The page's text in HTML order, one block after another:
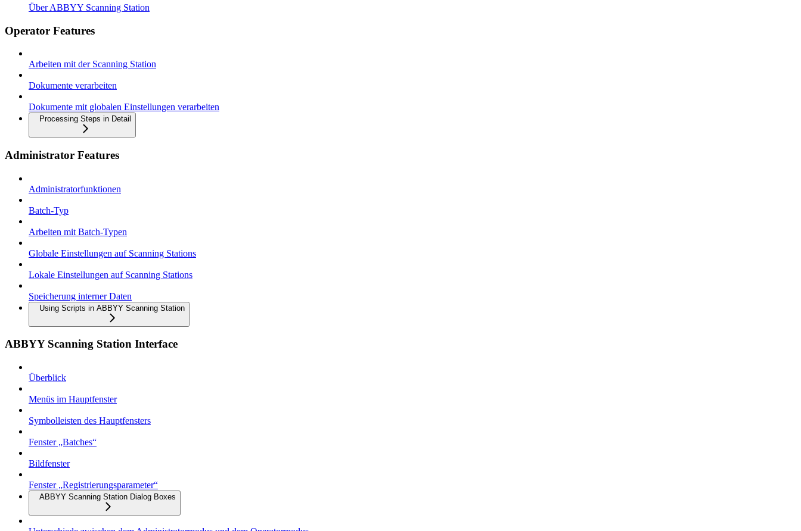
Über ABBYY Scanning Station
Operator Features
Arbeiten mit der Scanning Station
Dokumente verarbeiten
Dokumente mit globalen Einstellungen verarbeiten
Processing Steps in Detail
Administrator Features
Administratorfunktionen
Batch-Typ
Arbeiten mit Batch-Typen
Globale Einstellungen auf Scanning Stations
Lokale Einstellungen auf Scanning Stations
Speicherung interner Daten
Using Scripts in ABBYY Scanning Station
ABBYY Scanning Station Interface
Überblick
Menüs im Hauptfenster
Symbolleisten des Hauptfensters
Fenster „Batches“
Bildfenster
Fenster „Registrierungsparameter“
ABBYY Scanning Station Dialog Boxes